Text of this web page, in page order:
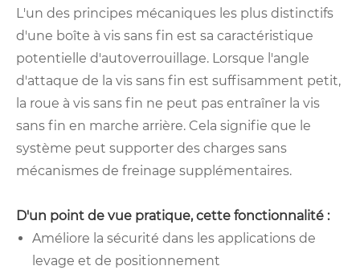
L'un des principes mécaniques les plus distinctifs
d'une boîte à vis sans fin est sa caractéristique
potentielle d'autoverrouillage. Lorsque l'angle
d'attaque de la vis sans fin est suffisamment petit,
la roue à vis sans fin ne peut pas entraîner la vis
sans fin en marche arrière. Cela signifie que le
système peut supporter des charges sans
mécanismes de freinage supplémentaires.
D'un point de vue pratique, cette fonctionnalité :
Améliore la sécurité dans les applications de
levage et de positionnement